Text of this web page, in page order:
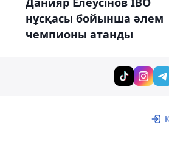
нұсқасы бойынша әлем
чемпионы атанды